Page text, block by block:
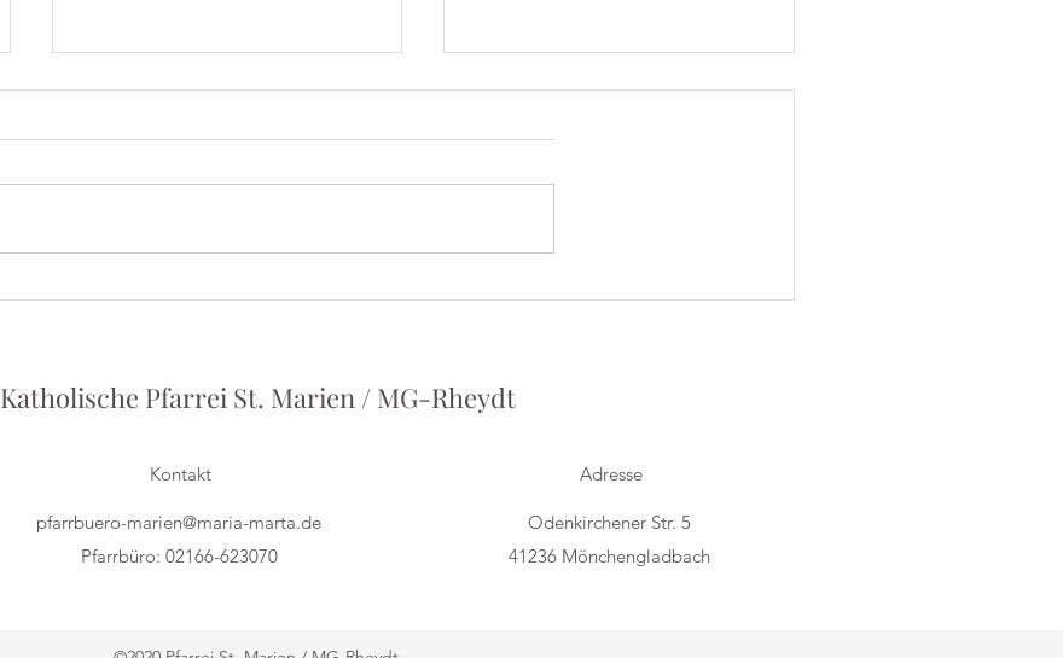
Irish Folk im Trostraum
Katholische Pfarrei St. Marien / MG-Rheydt
Kontakt
pfarrbuero-marien@maria-marta.de
Pfarrbüro: 02166-623070
Adresse
Odenkirchener Str. 5
41236 Mönchengladbach